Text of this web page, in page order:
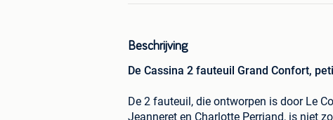
Beschrijving
De Cassina 2 fauteuil Grand Confort,
De 2 fauteuil, die ontworpen is door Le
Jeanneret en Charlotte Perriand, is niet